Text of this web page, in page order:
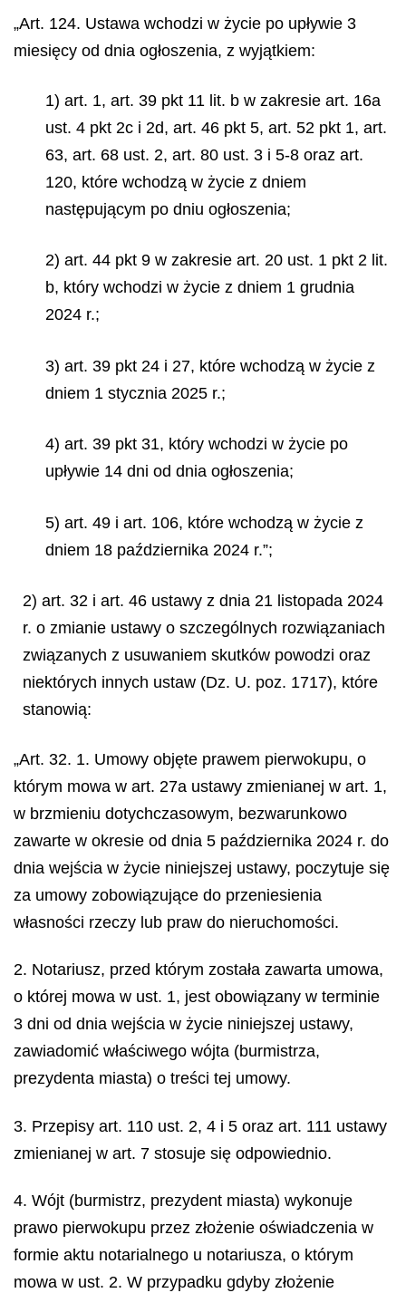
„Art. 124. Ustawa wchodzi w życie po upływie 3
miesięcy od dnia ogłoszenia, z wyjątkiem:
1) art. 1, art. 39 pkt 11 lit. b w zakresie art. 16a
ust. 4 pkt 2c i 2d, art. 46 pkt 5, art. 52 pkt 1, art.
63, art. 68 ust. 2, art. 80 ust. 3 i 5-8 oraz art.
120, które wchodzą w życie z dniem
następującym po dniu ogłoszenia;
2) art. 44 pkt 9 w zakresie art. 20 ust. 1 pkt 2 lit.
b, który wchodzi w życie z dniem 1 grudnia
2024 r.;
3) art. 39 pkt 24 i 27, które wchodzą w życie z
dniem 1 stycznia 2025 r.;
4) art. 39 pkt 31, który wchodzi w życie po
upływie 14 dni od dnia ogłoszenia;
5) art. 49 i art. 106, które wchodzą w życie z
dniem 18 października 2024 r.”;
2) art. 32 i art. 46 ustawy z dnia 21 listopada 2024
r. o zmianie ustawy o szczególnych rozwiązaniach
związanych z usuwaniem skutków powodzi oraz
niektórych innych ustaw (Dz. U. poz. 1717), które
stanowią:
„Art. 32. 1. Umowy objęte prawem pierwokupu, o
którym mowa w art. 27a ustawy zmienianej w art. 1,
w brzmieniu dotychczasowym, bezwarunkowo
zawarte w okresie od dnia 5 października 2024 r. do
dnia wejścia w życie niniejszej ustawy, poczytuje się
za umowy zobowiązujące do przeniesienia
własności rzeczy lub praw do nieruchomości.
2. Notariusz, przed którym została zawarta umowa,
o której mowa w ust. 1, jest obowiązany w terminie
3 dni od dnia wejścia w życie niniejszej ustawy,
zawiadomić właściwego wójta (burmistrza,
prezydenta miasta) o treści tej umowy.
3. Przepisy art. 110 ust. 2, 4 i 5 oraz art. 111 ustawy
zmienianej w art. 7 stosuje się odpowiednio.
4. Wójt (burmistrz, prezydent miasta) wykonuje
prawo pierwokupu przez złożenie oświadczenia w
formie aktu notarialnego u notariusza, o którym
mowa w ust. 2. W przypadku gdyby złożenie